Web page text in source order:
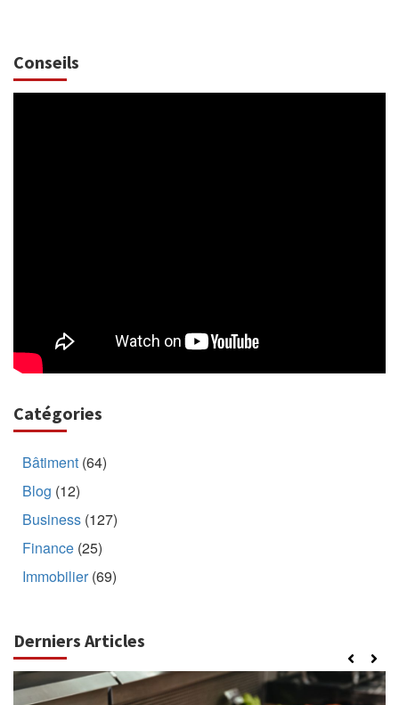
Conseils
Catégories
Bâtiment (64)
Blog (12)
Business (127)
Finance (25)
Immobilier(69)
Derniers Articles